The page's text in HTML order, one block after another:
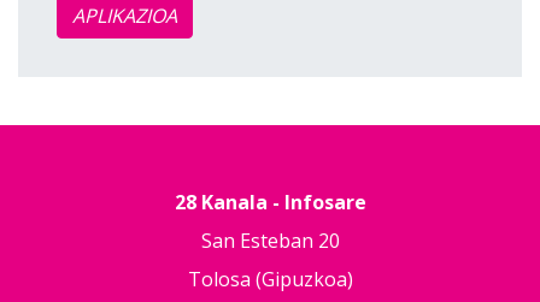
APLIKAZIOA
28 Kanala - Infosare
San Esteban 20
Tolosa (Gipuzkoa)